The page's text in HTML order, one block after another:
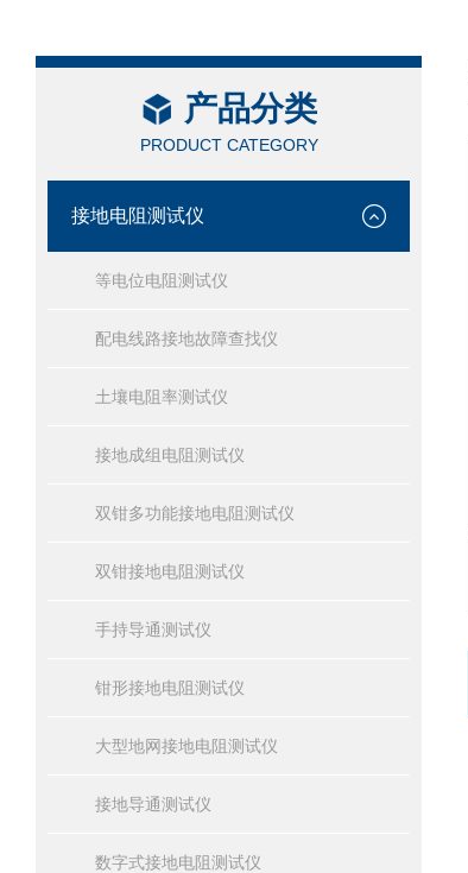
产品分类
PRODUCT CATEGORY
接地电阻测试仪
等电位电阻测试仪
配电线路接地故障查找仪
土壤电阻率测试仪
接地成组电阻测试仪
双钳多功能接地电阻测试仪
双钳接地电阻测试仪
手持导通测试仪
钳形接地电阻测试仪
大型地网接地电阻测试仪
接地导通测试仪
数字式接地电阻测试仪